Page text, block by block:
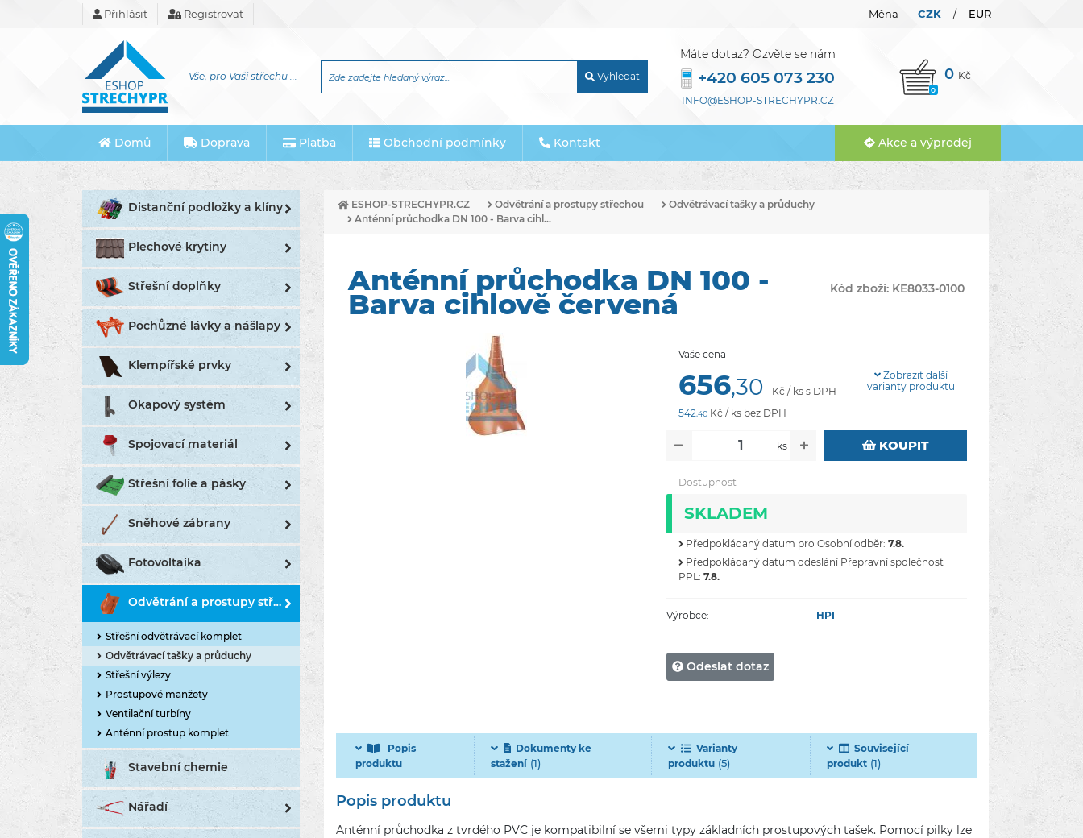
Přihlásit Registrovat CZK / EUR
Měna
Vše, pro Vaši střechu ... Vyhledat
Máte dotaz? Ozvěte se nám
+420 605 073 230
INFO@ESHOP-STRECHYPR.CZ
0
0 Kč
Domů Doprava Platba Obchodní podmínky Kontakt Akce a výprodej
Distanční podložky a klíny
Plechové krytiny
Střešní doplňky
Pochůzné lávky a nášlapy
Klempířské prvky
Okapový systém
Spojovací materiál
Střešní folie a pásky
Sněhové zábrany
Fotovoltaika
Odvětrání a prostupy střechou
Střešní odvětrávací komplet
Odvětrávací tašky a průduchy
Střešní výlezy
Prostupové manžety
Ventilační turbíny
Anténní prostup komplet
Stavební chemie
Nářadí
ESHOP-STRECHYPR.CZ Odvětrání a prostupy střechou
Odvětrávací tašky a průduchy
Anténní průchodka DN 100 - Barva cihl...
Anténní průchodka DN 100 -
Barva cihlově červená Kód zboží: KE8033-0100
Vaše cena
656,30
Kč / ks s DPH
542,40 Kč / ks bez DPH
Zobrazit další
varianty produktu
ks KOUPIT
Dostupnost
SKLADEM
Předpokládaný datum pro Osobní odběr: 7.8.
Předpokládaný datum odeslání Přepravní společnost
PPL: 7.8.
Výrobce: HPI
Odeslat dotaz
Popis
produktu
Dokumenty ke
stažení (1)
Varianty
produktu (5)
Související
produkt(1)
Popis produktu
Anténní průchodka z tvrdého PVC je kompatibilní se všemi typy základních prostupových tašek. Pomocí pilky lze